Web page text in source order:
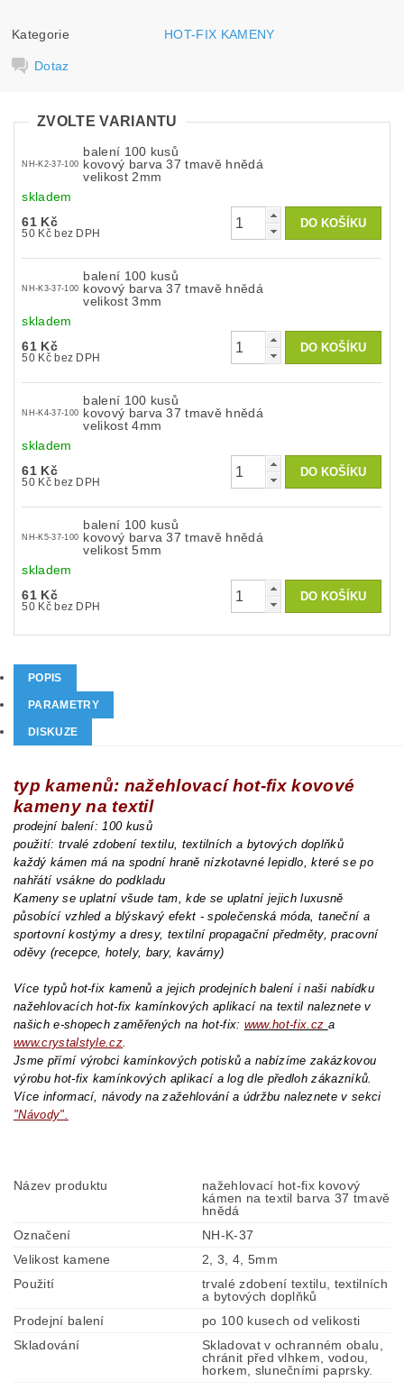
Kategorie HOT-FIX KAMENY
Dotaz
ZVOLTE VARIANTU
NH-K2-37-100
balení 100 kusů
kovový barva 37 tmavě hnědá
velikost 2mm
skladem
61 Kč
50 Kč bez DPH
NH-K3-37-100
balení 100 kusů
kovový barva 37 tmavě hnědá
velikost 3mm
skladem
61 Kč
50 Kč bez DPH
NH-K4-37-100
balení 100 kusů
kovový barva 37 tmavě hnědá
velikost 4mm
skladem
61 Kč
50 Kč bez DPH
NH-K5-37-100
balení 100 kusů
kovový barva 37 tmavě hnědá
velikost 5mm
skladem
61 Kč
50 Kč bez DPH
POPIS
PARAMETRY
DISKUZE
typ kamenů: nažehlovací hot-fix kovové
kameny na textil
prodejní balení: 100 kusů
použití: trvalé zdobení textilu, textilních a bytových doplňků
každý kámen má na spodní hraně nízkotavné lepidlo, které se po
nahřátí vsákne do podkladu
Kameny se uplatní všude tam, kde se uplatní jejich luxusně
působící vzhled a blýskavý efekt - společenská móda, taneční a
sportovní kostýmy a dresy, textilní propagační předměty, pracovní
oděvy (recepce, hotely, bary, kavárny)
Více typů hot-fix kamenů a jejich prodejních balení i naši nabídku
nažehlovacích hot-fix kamínkových aplikací na textil naleznete v
našich e-shopech zaměřených na hot-fix: www.hot-fix.cz a
www.crystalstyle.cz.
Jsme přímí výrobci kamínkových potisků a nabízíme zakázkovou
výrobu hot-fix kamínkových aplikací a log dle předloh zákazníků.
Více informací, návody na zažehlování a údržbu naleznete v sekci
"Návody".
Název produktu
nažehlovací hot-fix kovový
kámen na textil barva 37 tmavě
hnědá
Označení
NH-K-37
Velikost kamene
2, 3, 4, 5mm
Použití
trvalé zdobení textilu, textilních
a bytových doplňků
Prodejní balení
po 100 kusech od velikosti
Skladování
Skladovat v ochranném obalu,
chránit před vlhkem, vodou,
horkem, slunečními paprsky.